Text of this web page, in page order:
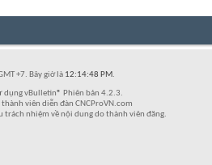
+7. Bây giờ là 12:14:48 PM.
dụng vBulletin® Phiên bản 4.2.3.
viên diễn đàn CNCProVN.com
trách nhiệm về nội dung do thành viên đăng.